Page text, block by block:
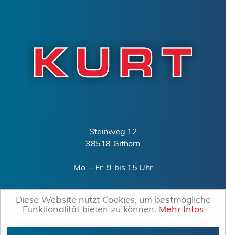
Diese Website nutzt Cookies, um bestmögliche
Funktionalität bieten zu können. Mehr Infos
Steinweg 12
38518 Gifhorn
Mo. – Fr. 9 bis 15 Uhr
0151 – 15240340
mail@kurt-gifhorn.de